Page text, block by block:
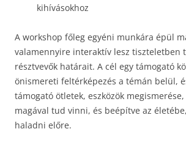
kihívásokhoz
A workshop főleg egyéni munkára épül
valamennyire interaktív lesz tiszteletben
résztvevők határait. A cél egy támogató
önismereti feltérképezés a témán belül,
támogató ötletek, eszközök
magával tud vinni, és beépítve az
haladni előre.